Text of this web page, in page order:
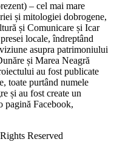
– cel mai mare
și mitologiei dobrogene,
și Comunicare și Icar
locale, îndreptând
asupra patrimoniului
și Marea Neagră
au fost publicate
toate purtând numele
și au fost create un
pagină Facebook,
Reserved